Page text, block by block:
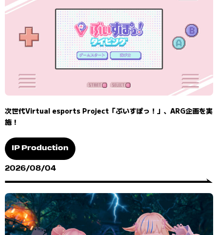
次世代Virtual esports Project「ぶいすぽっ！」、ARG企画を実
施！
IP Production
2026/08/04